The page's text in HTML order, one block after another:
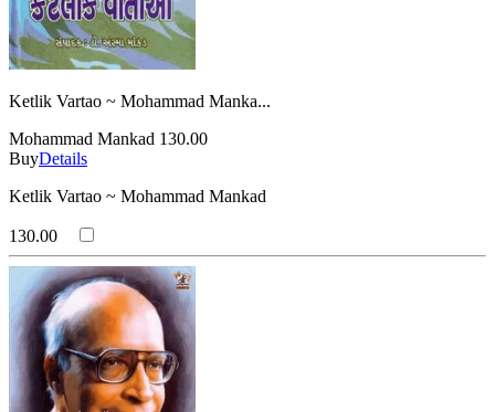
Ketlik Vartao ~ Mohammad Manka...
Mohammad Mankad 130.00
BuyDetails
Ketlik Vartao ~ Mohammad Mankad
130.00